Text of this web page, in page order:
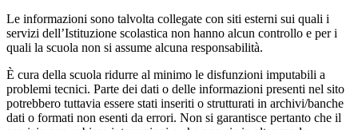
Le informazioni sono talvolta collegate con siti esterni sui quali i
servizi dell’Istituzione scolastica non hanno alcun controllo e per i
quali la scuola non si assume alcuna responsabilità.
È cura della scuola ridurre al minimo le disfunzioni imputabili a
problemi tecnici. Parte dei dati o delle informazioni presenti nel sito
potrebbero tuttavia essere stati inseriti o strutturati in archivi/banche
dati o formati non esenti da errori. Non si garantisce pertanto che il